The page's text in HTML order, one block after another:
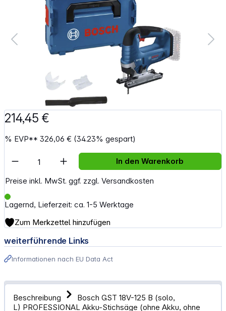
214,45 €
% EVP**326,06 € (34.23% gespart)
Preise inkl. MwSt. ggf. zzgl. Versandkosten
Lagernd, Lieferzeit: ca. 1-5 Werktage
Artikel Anzahl: Gib den gewünschten
In den Warenkorb
Zum Merkzettel hinzufügen
weiterführende Links
Informationen nach EU Data Act
Beschreibung
Bosch GST 18V-125 B (solo,
L) PROFESSIONAL Akku-Stichsäge (ohne Akku, ohne